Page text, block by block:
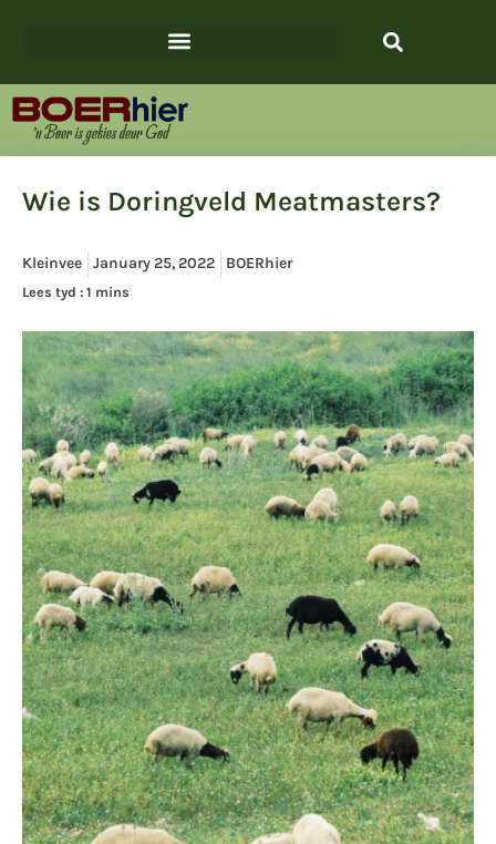
Wie is Doringveld Meatmasters?
Kleinvee January 25, 2022 BOERhier
Lees tyd